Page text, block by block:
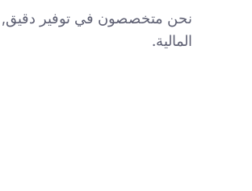
نحن متخصصون في توفير دقيق,
المالية.